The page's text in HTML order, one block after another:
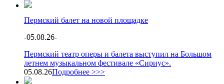
Пермский балет на новой площадке
-05.08.26-
Пермский театр оперы и балета выступил на Большом
летнем музыкальном фестивале «Сириус».
05.08.26Подробнее >>>